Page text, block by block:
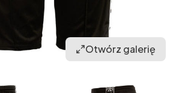
Otwórz galerię